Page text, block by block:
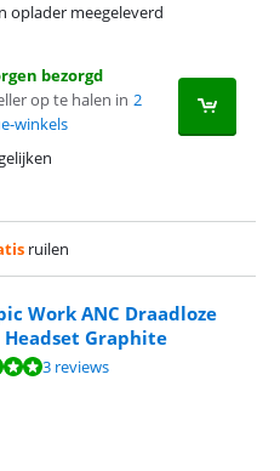
oplader meegeleverd
bezorgd
op te halen in 2
winkels
ruilen
Work ANC Draadloze
Headset Graphite
op 3 reviews.
3 reviews